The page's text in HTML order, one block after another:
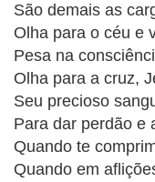
HINOS
CRISTÃOS
TEORIA
MUSICAL
MINI
São demais as
Olha para o céu e
Pesa na
Olha para a cruz,
Seu precioso
Para dar perdão e
Quando te
Quando em